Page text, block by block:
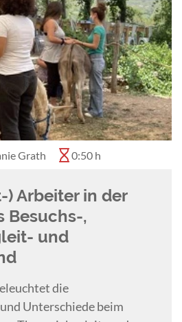
Aktuell Vorsitzende
Tierverhaltensmedizin und
Präsidentin der
Clinical Veterinary
zahlreicher Bücher
Verhalten bei
und Verhaltensproblemen.
und internationalen
Grath 0:50 h
) Arbeiter in der
Besuchs-,
und
die
Unterschiede beim